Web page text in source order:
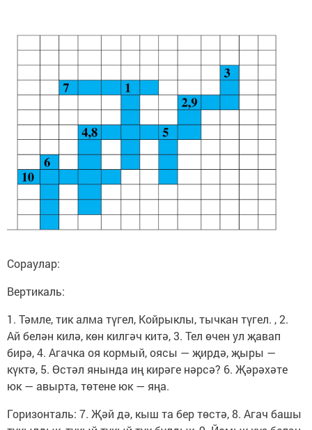
Сораулар:
Вертикаль:
1. Тәмле, тик алма түгел, Койрыклы, тычкан түгел. , 2.
Ай белән килә, көн килгәч китә, 3. Тел өчен ул җавап
бирә, 4. Агачка оя кормый, оясы — җирдә, җыры —
күктә, 5. Өстәл янында иң кирәге нәрсә? 6. Җәрәхәте
юк — авырта, төтене юк — яңа.
Горизонталь: 7. Җәй дә, кыш та бер төстә, 8. Агач башы